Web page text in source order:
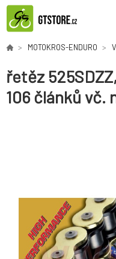
MOTOKROS-ENDURO
řetěz
106 článků vč.